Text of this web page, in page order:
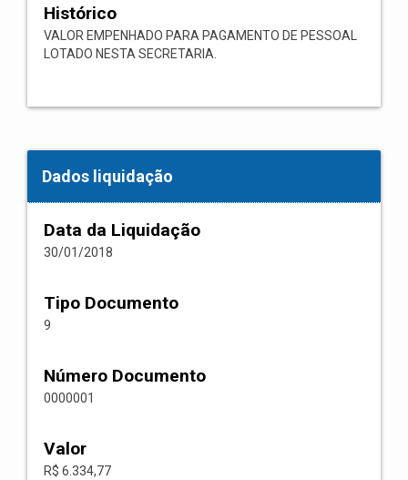
Histórico
VALOR EMPENHADO PARA PAGAMENTO DE PESSOAL
LOTADO NESTA SECRETARIA.
Dados liquidação
Data da Liquidação
30/01/2018
Tipo Documento
9
Número Documento
0000001
Valor
R$ 6.334,77